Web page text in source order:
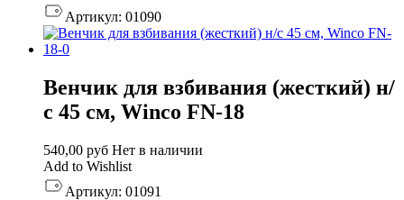
Артикул: 01090
Венчик для взбивания (жесткий) н/
с 45 см, Winco FN-18
540,00 руб Нет в наличии
Add to Wishlist
Артикул: 01091